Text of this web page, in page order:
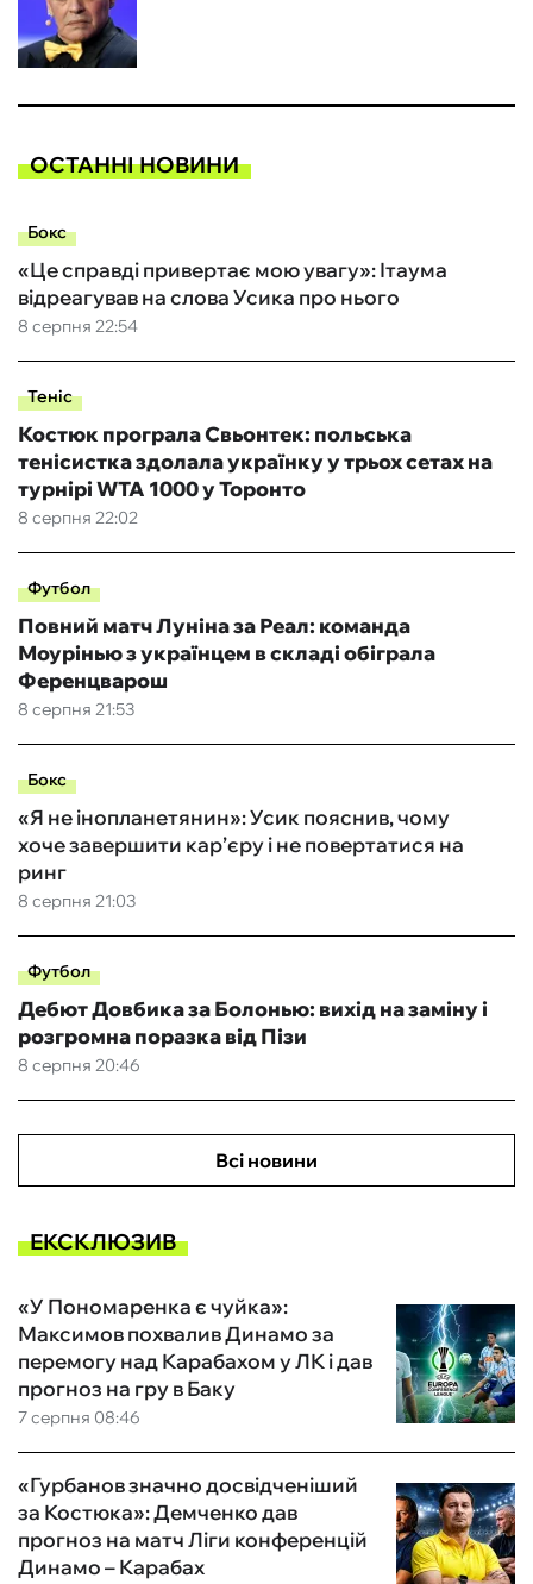
ОСТАННІ НОВИНИ
Бокс
8 серпня 22:54
«Це справді привертає мою увагу»: Ітаума
відреагував на слова Усика про нього
Теніс
8 серпня 22:02
Костюк програла Свьонтек: польська
тенісистка здолала українку у трьох сетах на
турнірі WTA 1000 у Торонто
Футбол
8 серпня 21:53
Повний матч Луніна за Реал: команда
Моурінью з українцем в складі обіграла
Ференцварош
Бокс
8 серпня 21:03
«Я не інопланетянин»: Усик пояснив, чому
хоче завершити кар’єру і не повертатися на
ринг
Футбол
8 серпня 20:46
Дебют Довбика за Болонью: вихід на заміну і
розгромна поразка від Пізи
Всі новини
ЕКСКЛЮЗИВ
7 серпня 08:46
«У Пономаренка є чуйка»:
Максимов похвалив Динамо за
перемогу над Карабахом у ЛК і дав
прогноз на гру в Баку
«Гурбанов значно досвідченіший
за Костюка»: Демченко дав
прогноз на матч Ліги конференцій
Динамо – Карабах